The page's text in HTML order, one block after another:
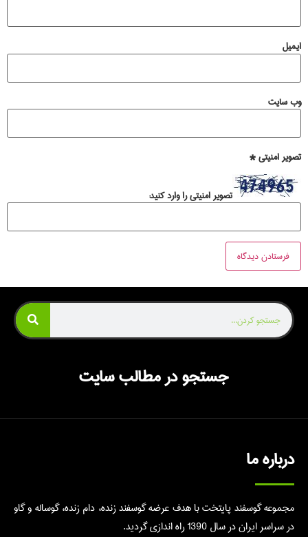
ایمیل
وب‌ سایت
تصویر امنیتی*
تصویر امنیتی را وارد کنید:
جستجو در مطالب سایت
درباره ما
مجموعه گوسفند پایتخت با هدف عرضه گوسفند زنده، دام زنده، گوساله و گاو
در سراسر ایران در سال 1390 راه اندازی گردید.